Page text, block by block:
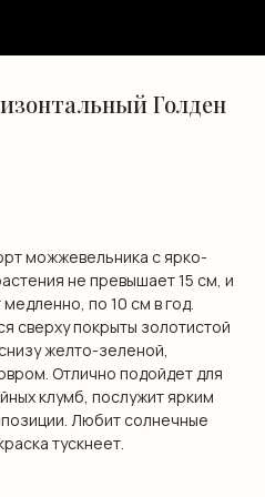
Голден
можжевельника с ярко-
не превышает 15 см, и
по 10 см в год.
сверху покрыты золотистой
желто-зеленой,
Отлично подойдет для
клумб, послужит ярким
Любит солнечные
тускнеет.